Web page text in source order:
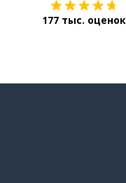
177 тыс. оценок